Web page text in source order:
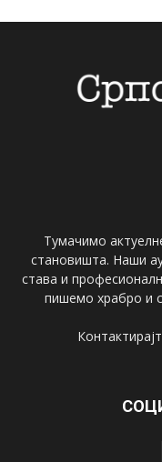
Тумачимо
становишта. Наши
става и
пишемо храбро и